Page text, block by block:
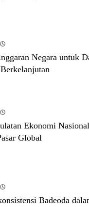
Negara untuk
Ekonomi
Global
Badeoda